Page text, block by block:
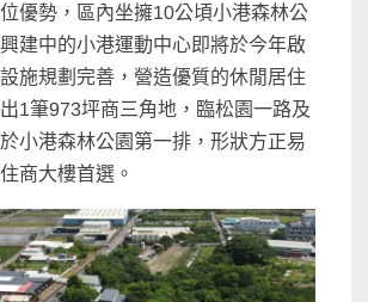
優勢，區內坐擁10公頃小港森林公
建中的小港運動中心即將於今年啟
施規劃完善，營造優質的休閒居住
1筆973坪商三角地，臨松園一路及
小港森林公園第一排，形狀方正易
商大樓首選。